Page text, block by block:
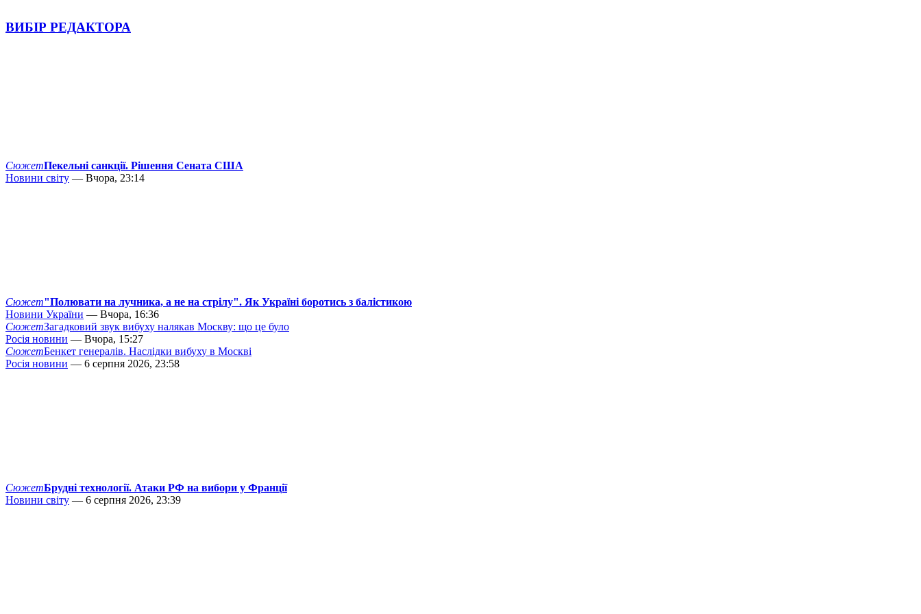
ВИБІР РЕДАКТОРА
СюжетПекельні санкції. Рішення Сената США
Новини світу — Вчора, 23:14
Сюжет"Полювати на лучника, а не на стрілу". Як Україні боротись з балістикою
Новини України — Вчора, 16:36
СюжетЗагадковий звук вибуху налякав Москву: що це було
Росія новини — Вчора, 15:27
СюжетБенкет генералів. Наслідки вибуху в Москві
Росія новини — 6 серпня 2026, 23:58
СюжетБрудні технології. Атаки РФ на вибори у Франції
Новини світу — 6 серпня 2026, 23:39